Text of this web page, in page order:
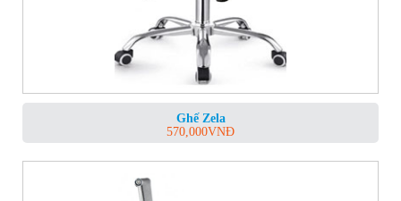
Ghế Zela
570,000VNĐ